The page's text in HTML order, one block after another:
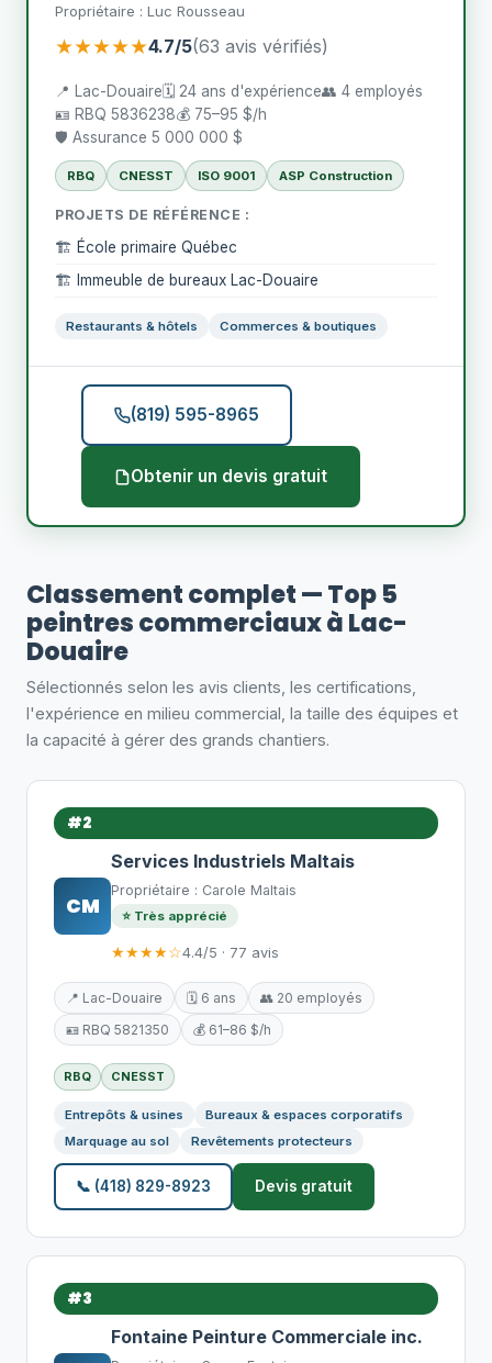
Propriétaire : Luc Rousseau
★★★★★4.7/5(63 avis vérifiés)
📍 Lac-Douaire🗓️ 24 ans d'expérience👥 4 employés
🪪 RBQ 5836238💰 75–95 $/h
🛡️ Assurance 5 000 000 $
RBQ CNESST ISO 9001 ASP Construction
PROJETS DE RÉFÉRENCE :
🏗️ École primaire Québec
🏗️ Immeuble de bureaux Lac-Douaire
Restaurants & hôtels Commerces & boutiques
(819) 595-8965
Obtenir un devis gratuit
Classement complet — Top 5
peintres commerciaux à Lac-
Douaire
Sélectionnés selon les avis clients, les certifications,
l'expérience en milieu commercial, la taille des équipes et
la capacité à gérer des grands chantiers.
#2
CM
Services Industriels Maltais
Propriétaire : Carole Maltais
⭐ Très apprécié
★★★★☆4.4/5 · 77 avis
📍 Lac-Douaire 🗓️ 6 ans
👥 20 employés
🪪 RBQ 5821350
💰 61–86 $/h
RBQ CNESST
Entrepôts & usines
Bureaux & espaces corporatifs
Marquage au sol
Revêtements protecteurs
📞 (418) 829-8923 Devis gratuit
#3
Fontaine Peinture Commerciale inc.